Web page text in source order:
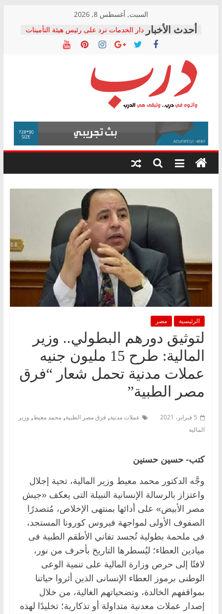
content
السبت, أغسطس 8, 2026
دار الخدمات ترد على رئيس هيئة التأمينات
بعد مؤتمره الصحفي: إنكار الأزمة لا ينهي
معاناة أصحاب المعاشات.. ونطالب بكشف
فرحات سليمان يكتب: القطاع الصحي إلى
أين؟
حزب التحالف الشعبي يطلق لجنة “الحق
في الصحة” بالإسكندرية لرصد الانتهاكات
ودعم المرضى
الوزاري لمدينة الصحفيين.. وانتهاء أعمال
إنشاء المبنى الإداري
المجلس القومي لحقوق الإنسان يعلن
متابعة قضية الدكتور محمد زهران.. ويؤكد:
قرينة البراءة وضمانات المحاكمة العادلة
درب
وأتوه
درب..
وتبقى
هي
الرئيسية مصر
لتوثيق دورهم البطولي.. وزير
المالية: طرح 15 مليون جنيه
عملات مدنية تحمل شعار “فرق
مصر الطبية”
5 فبراير، 2021 عملات مدنية, فرق مصر الطبية, محمد معيط, وزير
المالية
كتب- حسين حسنين
وجَّه الدكتور محمد معيط وزير المالية، تحية إجلال
واعتزاز بالرسالة الإنسانية النبيلة التى يعكف «جيش
مصر الأبيض» على أدائها بمنتهى الإخلاص، مُتصدرًا
الصفوف الأولى لمواجهة فيروس كورونا المستجد،
فى ملحمة بطولية تُجسد تفاني الأطقم الطبية فى
ميادين العطاء؛ ليُسطرها التاريخ بأحرف من نور،
لافتًا إلى حرص وزارة المالية على تنمية الوعى
الوطنى برموز العطاء الإنسانى الذين أثروا حياتنا
بمواقفهم الخالدة، وتضحياتهم الغالية، من خلال
إصدار عملات معدنية متداولة أو تذكارية؛ تخليدًا لهذه